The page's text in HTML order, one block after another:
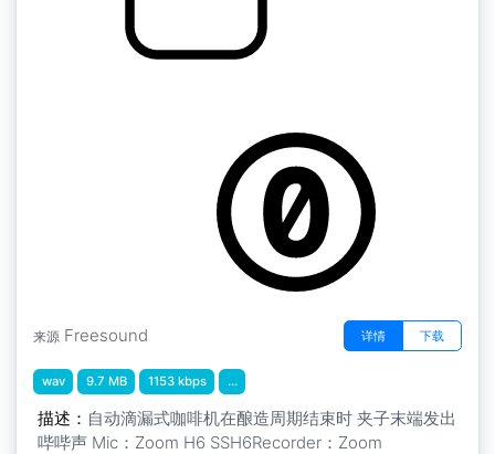
来源 Freesound 详情 下载
wav 9.7 MB 1153 kbps ...
描述： 自动滴漏式咖啡机在酿造周期结束时 夹子末端发出
哔哔声 Mic：Zoom H6 SSH6Recorder：Zoom